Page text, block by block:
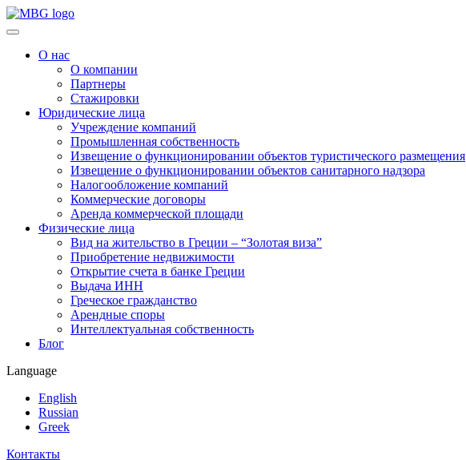
О нас
О компании
Партнеры
Стажировки
Юридические лица
Учреждение компаний
Промышленная собственность
Извещение о функционировании объектов туристического размещения
Извещение о функционировании объектов санитарного надзора
Налогообложение компаний
Коммерческие договоры
Аренда коммерческой площади
Физические лица
Вид на жительство в Греции – “Золотая виза”
Приобретение недвижимости
Открытие счета в банке Греции
Выдача ИНН
Греческое гражданство
Арендные споры
Интеллектуальная собственность
Блог
Language
English
Russian
Greek
Контакты